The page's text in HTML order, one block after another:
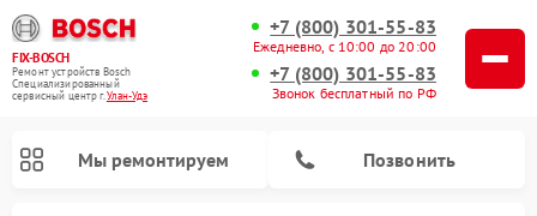
FIX-BOSCH
Ремонт устройств Bosch
Специализированный
cервисный центр г.Улан-Удэ
+7 (800) 301-55-83
Ежедневно, с 10:00 до 20:00
+7 (800) 301-55-83
Звонок бесплатный по РФ
Мы ремонтируем Позвонить